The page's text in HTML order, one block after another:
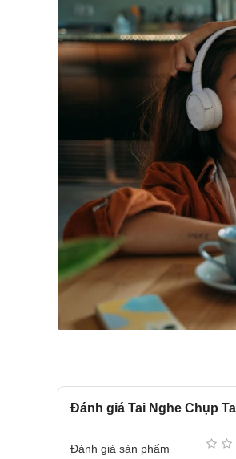
giúp bạn thuận tiện mang tai
Chất âm nguyên bản. Kết nối
Đánh giá Tai Nghe Chụp
Đánh giá sản phẩm